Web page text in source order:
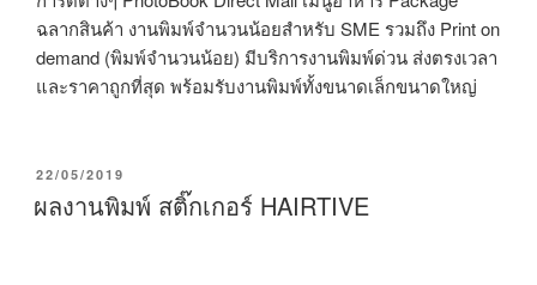
ฉลากสินค้า งานพิมพ์จำนวนน้อยสำหรับ SME รวมถึง Print on
demand (พิมพ์จำนวนน้อย) มีบริการงานพิมพ์ด่วน ส่งตรงเวลา
และราคาถูกที่สุด พร้อมรับงานพิมพ์ทั้งขนาดเล็กขนาดใหญ่
P
S
22/05/2019
ผลงานพิมพ์ สติ๊กเกอร์ HAIRTIVE